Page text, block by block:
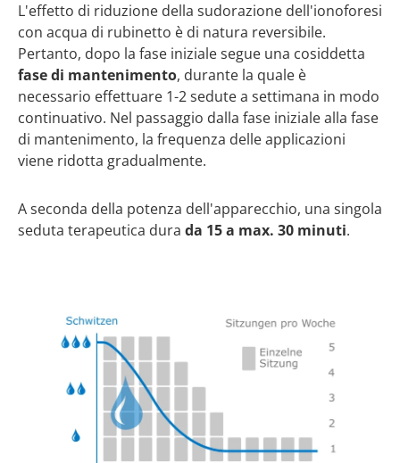
L'effetto di riduzione della sudorazione dell'ionoforesi
con acqua di rubinetto è di natura reversibile.
Pertanto, dopo la fase iniziale segue una cosiddetta
fase di mantenimento, durante la quale è
necessario effettuare 1-2 sedute a settimana in modo
continuativo. Nel passaggio dalla fase iniziale alla fase
di mantenimento, la frequenza delle applicazioni
viene ridotta gradualmente.
A seconda della potenza dell'apparecchio, una singola
seduta terapeutica dura da 15 a max. 30 minuti.